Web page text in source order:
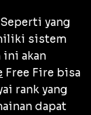
Seperti yang
sistem
akan
Free Fire bisa
rank yang
dapat